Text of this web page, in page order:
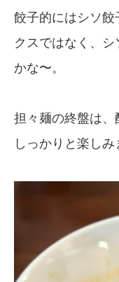
餃子的にはシソ餃
クスではなく、
かな〜。
担々麺の終盤は、
しっかりと楽しみ